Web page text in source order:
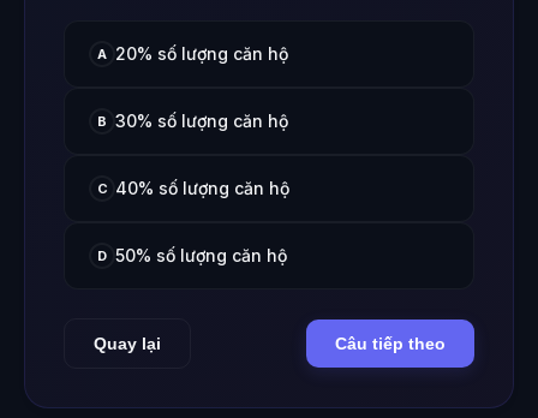
A 20% số lượng căn hộ
B 30% số lượng căn hộ
C 40% số lượng căn hộ
D 50% số lượng căn hộ
Quay lại Câu tiếp theo